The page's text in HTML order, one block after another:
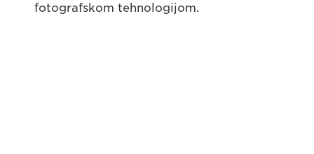
fotografskom tehnologijom.